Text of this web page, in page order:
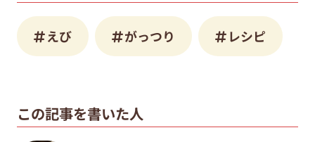
えび がっつり レシピ
この記事を書いた人